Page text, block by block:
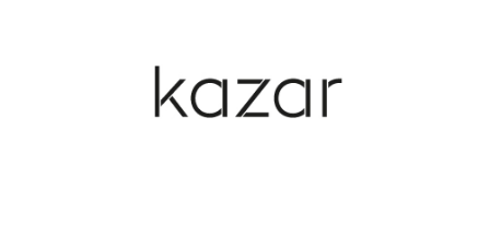
Choroby wieku podeszłego
Choroby zakaźne